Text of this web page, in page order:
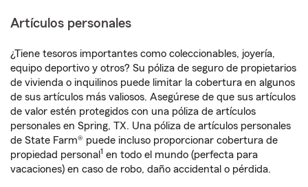
Artículos personales
¿Tiene tesoros importantes como coleccionables, joyería,
equipo deportivo y otros? Su póliza de seguro de propietarios
de vivienda o inquilinos puede limitar la cobertura en algunos
de sus artículos más valiosos. Asegúrese de que sus artículos
de valor estén protegidos con una póliza de artículos
personales en Spring, TX. Una póliza de artículos personales
de State Farm® puede incluso proporcionar cobertura de
propiedad personal 1 en todo el mundo (perfecta para
vacaciones) en caso de robo, daño accidental o pérdida.